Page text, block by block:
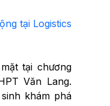
tại Logistics
tại chương
Văn Lang.
khám phá